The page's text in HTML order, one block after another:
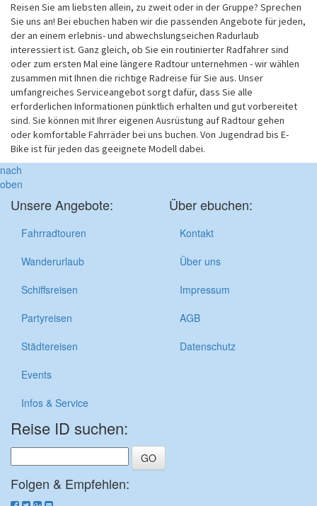
Reisen Sie am liebsten allein, zu zweit oder in der Gruppe? Sprechen
Sie uns an! Bei ebuchen haben wir die passenden Angebote für jeden,
der an einem erlebnis- und abwechslungseichen Radurlaub
interessiert ist. Ganz gleich, ob Sie ein routinierter Radfahrer sind
oder zum ersten Mal eine längere Radtour unternehmen - wir wählen
zusammen mit Ihnen die richtige Radreise für Sie aus. Unser
umfangreiches Serviceangebot sorgt dafür, dass Sie alle
erforderlichen Informationen pünktlich erhalten und gut vorbereitet
sind. Sie können mit Ihrer eigenen Ausrüstung auf Radtour gehen
oder komfortable Fahrräder bei uns buchen. Von Jugendrad bis E-
Bike ist für jeden das geeignete Modell dabei.
nach
oben
Unsere Angebote:
Fahrradtouren
Wanderurlaub
Schiffsreisen
Partyreisen
Städtereisen
Events
Infos & Service
Über ebuchen:
Kontakt
Über uns
Impressum
AGB
Datenschutz
Reise ID suchen:
Folgen & Empfehlen: